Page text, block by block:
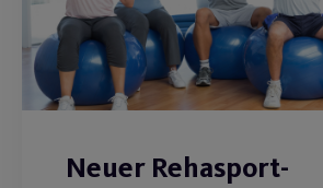
Neuer Rehasport-